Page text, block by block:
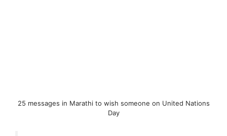
25 messages in Marathi to wish someone on United Nations
Day